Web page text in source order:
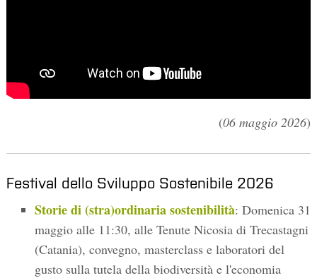
(06 maggio 2026)
Festival dello Sviluppo Sostenibile 2026
Storie di (stra)ordinaria sostenibilità: Domenica 31
maggio alle 11:30, alle Tenute Nicosia di Trecastagni
(Catania), convegno, masterclass e laboratori del
gusto sulla tutela della biodiversità e l'economia